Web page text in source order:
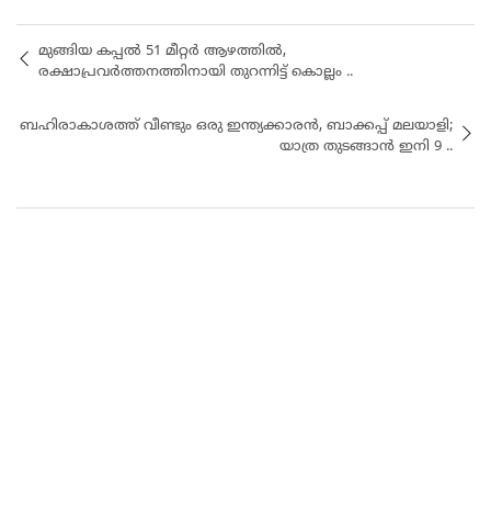
മുങ്ങിയ കപ്പൽ 51 മീറ്റര്‍ ആഴത്തിൽ,
രക്ഷാപ്രവർത്തനത്തിനായി തുറന്നിട്ട് കൊല്ലം ..
ബഹിരാകാശത്ത് വീണ്ടും ഒരു ഇന്ത്യക്കാരൻ, ബാക്കപ്പ് മലയാളി;
യാത്ര തുടങ്ങാൻ ഇനി 9 ..